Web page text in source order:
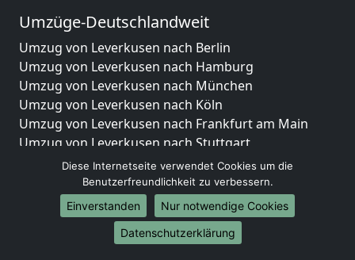
Umzüge-Deutschlandweit
Umzug von Leverkusen nach Berlin
Umzug von Leverkusen nach Hamburg
Umzug von Leverkusen nach München
Umzug von Leverkusen nach Köln
Umzug von Leverkusen nach Frankfurt am Main
Umzug von Leverkusen nach Stuttgart
Umzug von Leverkusen nach Düsseldorf
Umzug von Leverkusen nach Leipzig
Umzug von Leverkusen nach Dortmund
Umzug von Leverkusen nach Essen
Umzug von Leverkusen nach Bremen
Diese Internetseite verwendet Cookies um die
Benutzerfreundlichkeit zu verbessern.
Einverstanden
Nur notwendige Cookies
Datenschutzerklärung